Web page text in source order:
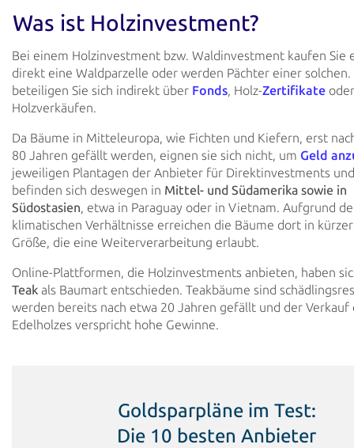
Was ist Holzinvestment?
Bei einem Holzinvestment bzw. Waldinvestment kaufen Sie
direkt eine Waldparzelle oder werden Pächter einer
beteiligen Sie sich indirekt über Fonds, Holz-Zertifikate
Holzverkäufen.
Da Bäume in Mitteleuropa, wie Fichten und Kiefern, erst
80 Jahren gefällt werden, eignen sie sich nicht, um Geld
jeweiligen Plantagen der Anbieter für Direktinvestments
befinden sich deswegen in Mittel- und Südamerika sowie in
Südostasien, etwa in Paraguay oder in Vietnam. Aufgrund
klimatischen Verhältnisse erreichen die Bäume dort in
Größe, die eine Weiterverarbeitung erlaubt.
Online-Plattformen, die Holzinvestments anbieten, haben
Teak als Baumart entschieden. Teakbäume sind
werden bereits nach etwa 20 Jahren gefällt und der Verkauf
Edelholzes verspricht hohe Gewinne.
Goldsparpläne im Test:
Die 10 besten Anbieter